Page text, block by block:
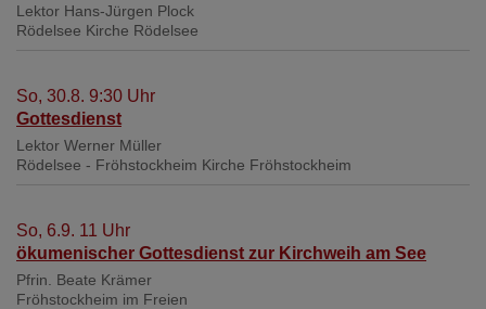
Lektor Hans-Jürgen Plock
Rödelsee Kirche Rödelsee
So, 30.8. 9:30 Uhr
Gottesdienst
Lektor Werner Müller
Rödelsee - Fröhstockheim Kirche Fröhstockheim
So, 6.9. 11 Uhr
ökumenischer Gottesdienst zur Kirchweih am See
Pfrin. Beate Krämer
Fröhstockheim im Freien